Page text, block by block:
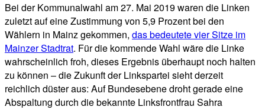
Bei der Kommunalwahl am 27. Mai 2019 waren die Linken
zuletzt auf eine Zustimmung von 5,9 Prozent bei den
Wählern in Mainz gekommen, das bedeutete vier Sitze im
Mainzer Stadtrat. Für die kommende Wahl wäre die Linke
wahrscheinlich froh, dieses Ergebnis überhaupt noch halten
zu können – die Zukunft der Linkspartei sieht derzeit
reichlich düster aus: Auf Bundesebene droht gerade eine
Abspaltung durch die bekannte Linksfrontfrau Sahra